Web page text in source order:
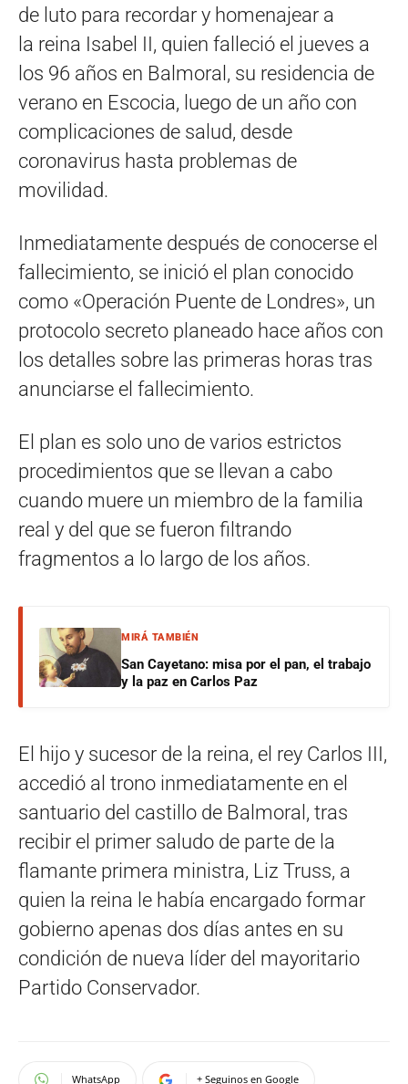
de luto para recordar y homenajear a
la reina Isabel II, quien falleció el jueves a
los 96 años en Balmoral, su residencia de
verano en Escocia, luego de un año con
complicaciones de salud, desde
coronavirus hasta problemas de
movilidad.
Inmediatamente después de conocerse el
fallecimiento, se inició el plan conocido
como «Operación Puente de Londres», un
protocolo secreto planeado hace años con
los detalles sobre las primeras horas tras
anunciarse el fallecimiento.
El plan es solo uno de varios estrictos
procedimientos que se llevan a cabo
cuando muere un miembro de la familia
real y del que se fueron filtrando
fragmentos a lo largo de los años.
MIRÁ TAMBIÉN
San Cayetano: misa por el pan, el trabajo
y la paz en Carlos Paz
El hijo y sucesor de la reina, el rey Carlos III,
accedió al trono inmediatamente en el
santuario del castillo de Balmoral, tras
recibir el primer saludo de parte de la
flamante primera ministra, Liz Truss, a
quien la reina le había encargado formar
gobierno apenas dos días antes en su
condición de nueva líder del mayoritario
Partido Conservador.
WhatsApp + Seguinos en Google